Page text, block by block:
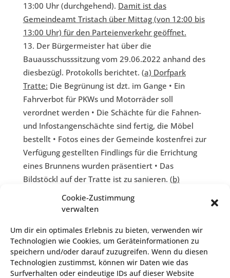
Cookie-Zustimmung
verwalten
Um dir ein optimales Erlebnis zu bieten, verwenden wir
Technologien wie Cookies, um Geräteinformationen zu
speichern und/oder darauf zuzugreifen. Wenn du diesen
Technologien zustimmst, können wir Daten wie das
Surfverhalten oder eindeutige IDs auf dieser Website
13:00 Uhr (durchgehend). Damit ist das
Gemeindeamt Tristach über Mittag (von 12:00 bis
13:00 Uhr) für den Parteienverkehr geöffnet.
Der Bürgermeister hat über die
Bauausschusssitzung vom 29.06.2022 anhand des
diesbezügl. Protokolls berichtet. (a) Dorfpark
Tratte: Die Begrünung ist dzt. im Gange • Ein
Fahrverbot für PKWs und Motorräder soll
verordnet werden • Die Schächte für die Fahnen-
und Infostangenschächte sind fertig, die Möbel
bestellt • Fotos eines der Gemeinde kostenfrei zur
Verfügung gestellten Findlings für die Errichtung
eines Brunnens wurden präsentiert • Das
Bildstöckl auf der Tratte ist zu sanieren. (b)
Sanierung Wastler-Stadl:
werden in einen südöstlich verlaufenden
Mitverlegung LWL) • Von der Fa. Prefa soll ein
Angebot über eine Blecheindeckung in Ziegeloptik
eingeholt werden • Diskussion im Bauausschuss
über oberen Boden (Galerie) • Diskussion über